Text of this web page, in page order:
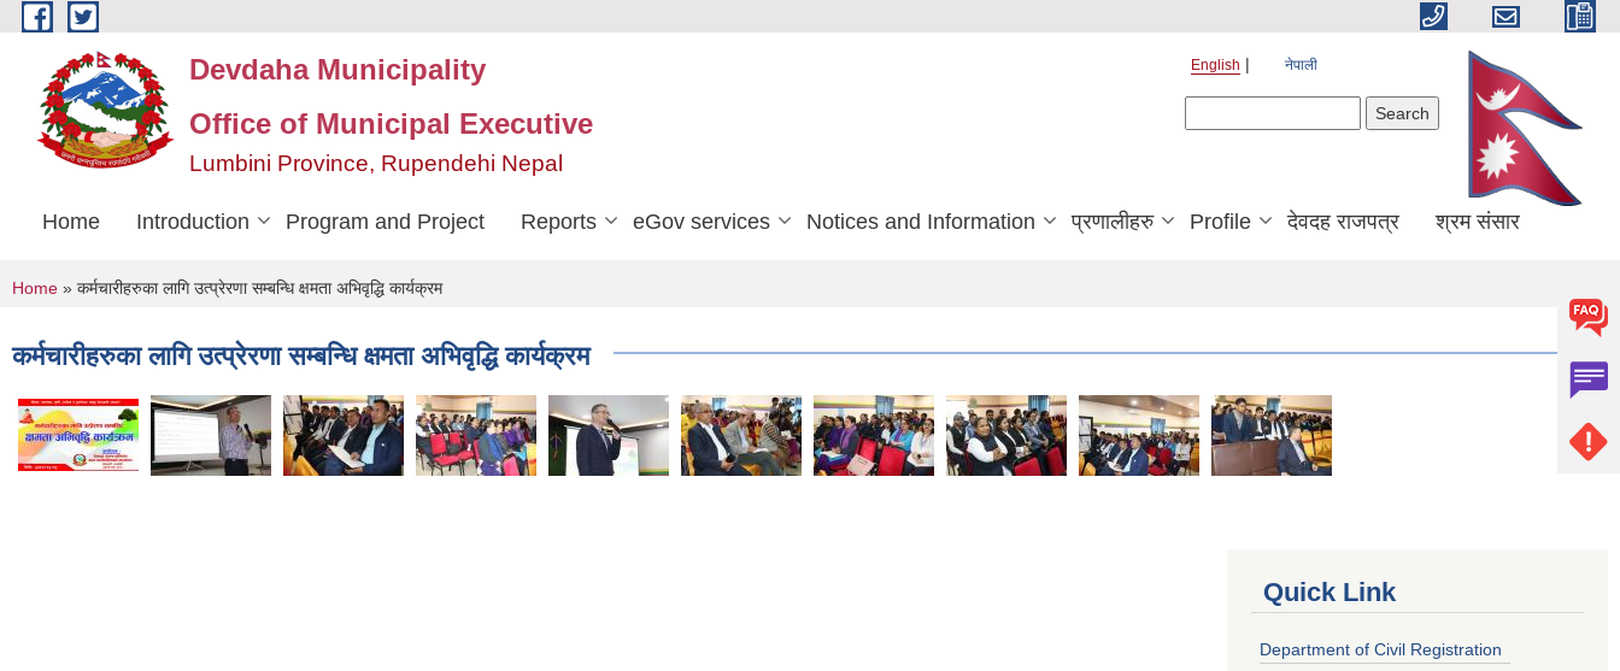
Skip to main content
Devdaha Municipality
Office of Municipal Executive
Lumbini Province, Rupendehi Nepal
English नेपाली
Home Introduction Program and Project Reports eGov services Notices and Information प्रणालीहरु Profile देवदह राजपत्र श्रम संसार
You are here
Home » कर्मचारीहरुका लागि उत्प्रेरणा सम्बन्धि क्षमता अभिवृद्धि कार्यक्रम
कर्मचारीहरुका लागि उत्प्रेरणा सम्बन्धि क्षमता अभिवृद्धि कार्यक्रम
Quick Link
Department of Civil Registration